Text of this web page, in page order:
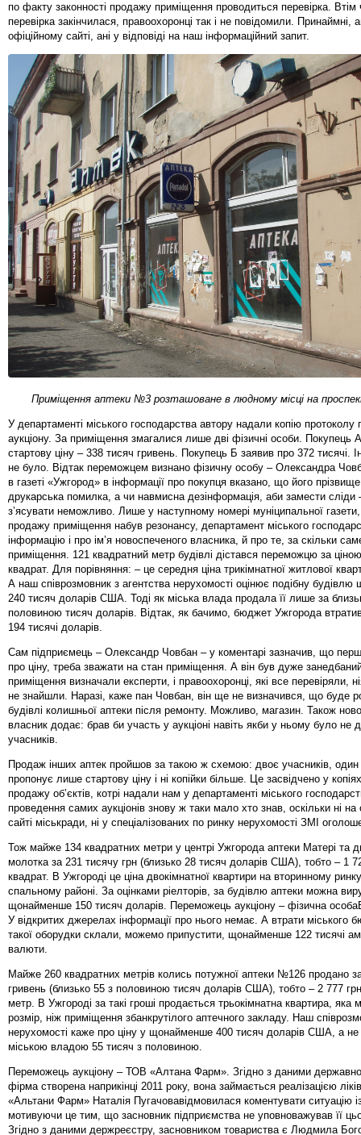
по факту законності продажу приміщення проводиться перевірка. Втім
перевірка закінчилася, правоохоронці так і не повідомили. Принаймні,
офіційному сайті, ані у відповіді на наш інформаційний запит.
Приміщення аптеки №3 розташоване в людному місці на
У департаменті міського господарства автору надали копію протоколу
аукціону. За приміщення змагалися лише дві фізичні особи. Покупець
стартову ціну – 338 тисяч гривень. Покупець Б заявив про 372 тисячі.
не було. Відтак переможцем визнано фізичну особу – Олександра
в газеті «Ужгород» в інформації про покупця вказано, що його
друкарська помилка, а чи навмисна дезінформація, аби замести сліди
з’ясувати неможливо. Лише у наступному номері муніципальної
продажу приміщення набув резонансу, департамент міського
інформацію і про ім’я новоспеченого власника, й про те, за скільки
приміщення. 121 квадратний метр будівлі дістався переможцю за
квадрат. Для порівняння: – це середня ціна трикімнатної житлової
А наш співрозмовник з агентства нерухомості оцінює подібну
240 тисяч доларів США. Тоді як міська влада продала її лише за
половиною тисяч доларів. Відтак, як бачимо, бюджет Ужгорода
194 тисячі доларів.
Сам підприємець – Олександр Човбан – у коментарі зазначив, що
про ціну, треба зважати на стан приміщення. А він був дуже
приміщення визначали експерти, і правоохоронці, які все перевіряли,
не знайшли. Наразі, каже пан Човбан, він ще не визначився, що буде
будівлі колишньої аптеки після ремонту. Можливо, магазин. Також
власник додає: брав би участь у аукціоні навіть якби у ньому було не
учасників.
Продаж інших аптек пройшов за такою ж схемою: двоє учасників, один
пропонує лише стартову ціну і ні копійки більше. Це засвідчено у
продажу об’єктів, котрі надали нам у департаменті міського
проведення самих аукціонів знову ж таки мало хто знав, оскільки ні на
сайті міськради, ні у спеціалізованих по ринку нерухомості ЗМІ
Тож майже 134 квадратних метри у центрі Ужгорода аптеки Матері та
молотка за 231 тисячу грн (близько 28 тисяч доларів США), тобто – 1
квадрат. В Ужгороді це ціна двокімнатної квартири на вторинному
спальному районі. За оцінками ріелторів, за будівлю аптеки можна
щонайменше 150 тисяч доларів. Переможець аукціону – фізична
У відкритих джерелах інформації про нього немає. А втрати міського
такої оборудки склали, можемо припустити, щонайменше 122 тисячі
валюти.
Майже 260 квадратних метрів колись потужної аптеки №126 продано
гривень (близько 55 з половиною тисяч доларів США), тобто – 2 777
метр. В Ужгороді за такі гроші продається трьокімнатна квартира,
розмір, ніж приміщення збанкрутілого аптечного закладу. Наш
нерухомості каже про ціну у щонайменше 400 тисяч доларів США, а не
міською владою 55 тисяч з половиною.
Переможець аукціону – ТОВ «Алтана Фарм». Згідно з даними
фірма створена наприкінці 2011 року, вона займається реалізацією
«Альтани Фарм» Наталія Пугачовавідмовилася коментувати ситуацію
мотивуючи це тим, що засновник підприємства не уповноважував її
Згідно з даними держреєстру, засновником товариства є Людмила